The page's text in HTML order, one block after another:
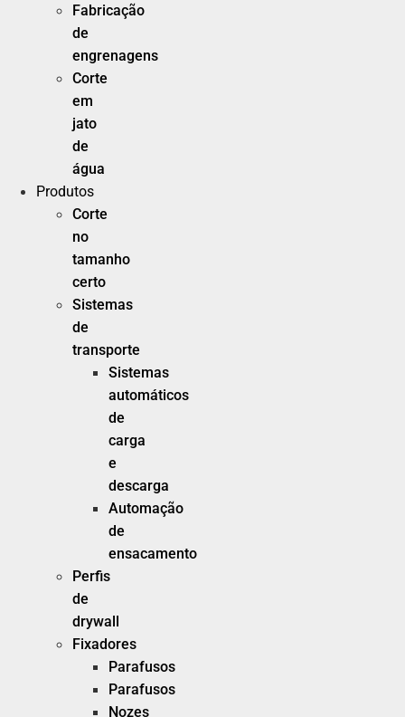
Fabricação
de
engrenagens
Corte
em
jato
de
água
Produtos
Corte
no
tamanho
certo
Sistemas
de
transporte
Sistemas
automáticos
de
carga
e
descarga
Automação
de
ensacamento
Perfis
de
drywall
Fixadores
Parafusos
Parafusos
Nozes